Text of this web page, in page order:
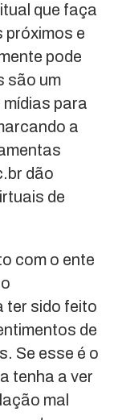
que faça
próximos e
pode
são um
para
a
dão
de
com o ente
ter sido feito
de
Se esse é o
tenha a ver
mal